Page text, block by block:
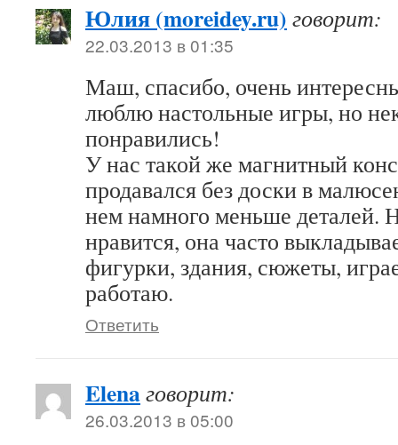
Юлия (moreidey.ru) говорит:
22.03.2013 в 01:35
Маш, спасибо, очень
люблю настольные игры, но
понравились!
У нас такой же магнитный
продавался без доски в
нем намного меньше деталей.
нравится, она часто
фигурки, здания, сюжеты,
работаю.
Ответить
Elenaговорит:
26.03.2013 в 05:00